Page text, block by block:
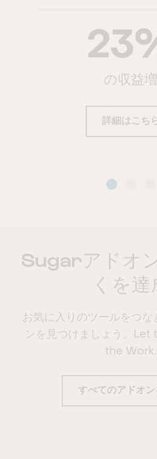
23
の収益増
詳細はこち
Sugarアドオ
くを達
お気に入りのツールをつな
ンを見つけましょう。
the Work.
すべてのアドオン